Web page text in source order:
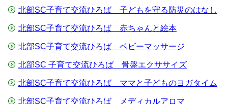
北部SC子育て交流ひろば 子どもを守る防災のはなし
北部SC子育て交流ひろば 赤ちゃんと絵本
北部SC子育て交流ひろば ベビーマッサージ
北部SC 子育て交流ひろば 骨盤エクササイズ
北部SC子育て交流ひろば ママと子どものヨガタイム
北部SC子育て交流ひろば メディカルアロマ